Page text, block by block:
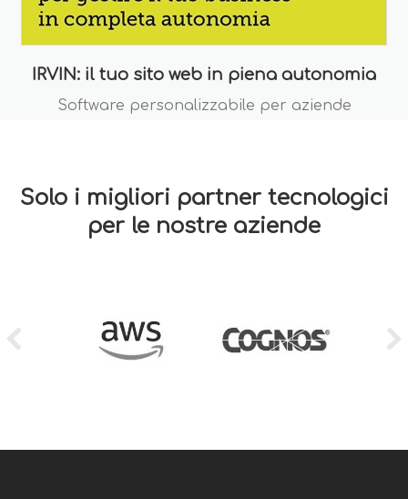
IRVIN: il tuo sito web in piena autonomia
Software personalizzabile per aziende
Solo i migliori partner tecnologici
per le nostre aziende